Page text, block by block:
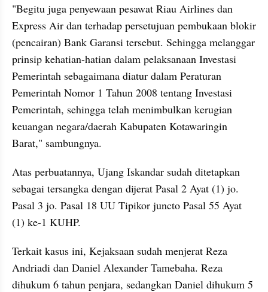
"Begitu juga penyewaan pesawat Riau Airlines dan
Express Air dan terhadap persetujuan pembukaan blokir
(pencairan) Bank Garansi tersebut. Sehingga melanggar
prinsip kehatian-hatian dalam pelaksanaan Investasi
Pemerintah sebagaimana diatur dalam Peraturan
Pemerintah Nomor 1 Tahun 2008 tentang Investasi
Pemerintah, sehingga telah menimbulkan kerugian
keuangan negara/daerah Kabupaten Kotawaringin
Barat," sambungnya.
Atas perbuatannya, Ujang Iskandar sudah ditetapkan
sebagai tersangka dengan dijerat Pasal 2 Ayat (1) jo.
Pasal 3 jo. Pasal 18 UU Tipikor juncto Pasal 55 Ayat
(1) ke-1 KUHP.
Terkait kasus ini, Kejaksaan sudah menjerat Reza
Andriadi dan Daniel Alexander Tamebaha. Reza
dihukum 6 tahun penjara, sedangkan Daniel dihukum 5